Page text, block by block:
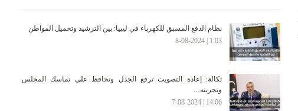
نظام الدفع المسبق للكهرباء في ليبيا: بين الترشيد وتحميل المواطن
1:03 | 8-08-2024
تكالة: إعادة التصويت ترفع الجدل وتحافظ على تماسك المجلس
وتجربته…
14:06 | 7-08-2024